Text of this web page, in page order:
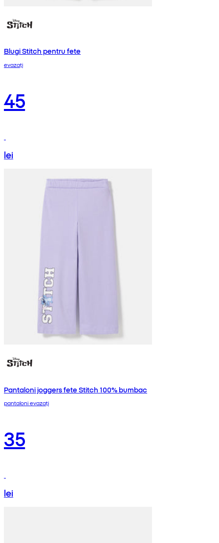
Blugi Stitch pentru fete
evazați
45
lei
Pantaloni joggers fete Stitch 100% bumbac
pantaloni evazați
35
lei